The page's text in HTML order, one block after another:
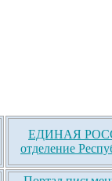
ЕДИНАЯ
отделение